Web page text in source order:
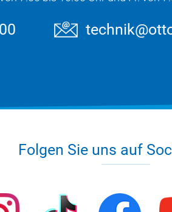
Folgen Sie uns auf